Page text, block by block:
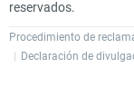
reservados.
Procedimiento de
Declaración de